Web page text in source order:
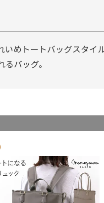
めトートバッグスタイ
バッグ。